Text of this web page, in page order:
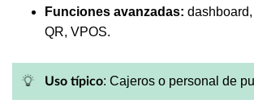
Funciones avanzadas:
QR, VPOS.
Uso típico: Cajeros o personal de